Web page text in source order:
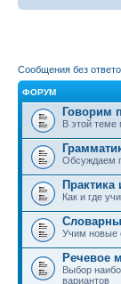
Сообщения без
ФОРУМ
Говорим
В этой теме
Обсуждаем
Практика
Как и где
Учим новые
Речевое
Выбор
вариантов